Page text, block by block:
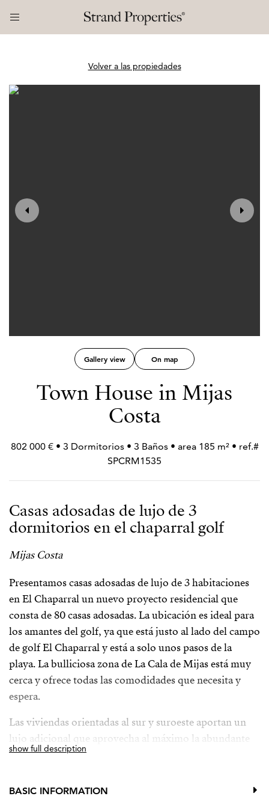
Volver a las propiedades
Gallery view On map
Town House in Mijas
Costa
802 000 € • 3 Dormitorios • 3 Baños • area 185 m² • ref.#
SPCRM1535
Casas adosadas de lujo de 3
dormitorios en el chaparral golf
Mijas Costa
Presentamos casas adosadas de lujo de 3 habitaciones
en El Chaparral un nuevo proyecto residencial que
consta de 80 casas adosadas. La ubicación es ideal para
los amantes del golf, ya que está justo al lado del campo
de golf El Chaparral y está a solo unos pasos de la
playa. La bulliciosa zona de La Cala de Mijas está muy
cerca y ofrece todas las comodidades que necesita y
espera.
Las viviendas orientadas al sur y suroeste aportan un
lujo adicional que aprovecha al máximo la abundante
luz natural y el atractivo ambiente de la costa
concebidos y diseñados para reflejar un fuerte
show full description
BASIC INFORMATION